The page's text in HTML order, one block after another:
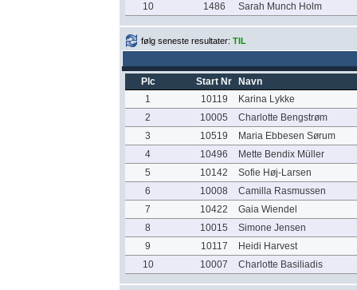
10
1486 Sarah Munch Holm
følg seneste resultater: TIL
Plc Start Nr
Navn
1
10119
Karina Lykke
2
10005
Charlotte Bengstrøm
3
10519
Maria Ebbesen Sørum
4
10496
Mette Bendix Müller
5
10142
Sofie Høj-Larsen
6
10008
Camilla Rasmussen
7
10422
Gaia Wiendel
8
10015
Simone Jensen
9
10117
Heidi Harvest
10
10007 Charlotte Basiliadis